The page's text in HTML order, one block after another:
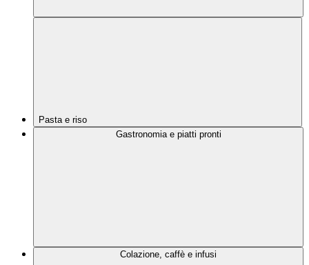
Pasta e riso
Gastronomia e piatti pronti
Colazione, caffè e infusi